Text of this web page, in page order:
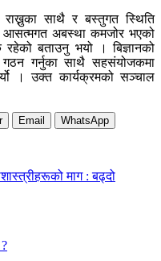
राख्नुका साथै र बस्तुगत स्थिति
आसत्मगत अबस्था कमजोर भएको
बताउनु भयो । बिज्ञानको
गर्नुका साथै सहसंयोजकमा
। उक्त कार्यक्रमको सञ्चाल
Email WhatsApp
माग : बढ्दो